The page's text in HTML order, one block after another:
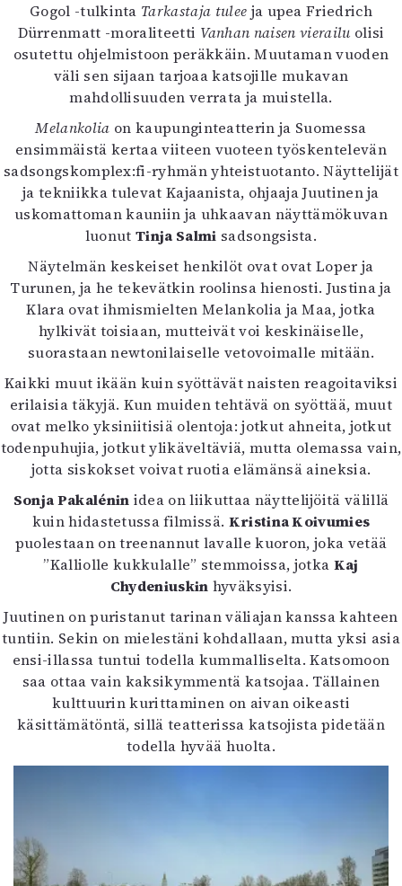
Gogol -tulkinta Tarkastaja tulee ja upea Friedrich
Dürrenmatt -moraliteetti Vanhan naisen vierailu olisi
osutettu ohjelmistoon peräkkäin. Muutaman vuoden
väli sen sijaan tarjoaa katsojille mukavan
mahdollisuuden verrata ja muistella.
Melankolia on kaupunginteatterin ja Suomessa
ensimmäistä kertaa viiteen vuoteen työskentelevän
sadsongskomplex:fi-ryhmän yhteistuotanto. Näyttelijät
ja tekniikka tulevat Kajaanista, ohjaaja Juutinen ja
uskomattoman kauniin ja uhkaavan näyttämökuvan
luonutTinja Salmi sadsongsista.
Näytelmän keskeiset henkilöt ovat ovat Loper ja
Turunen, ja he tekevätkin roolinsa hienosti. Justina ja
Klara ovat ihmismielten Melankolia ja Maa, jotka
hylkivät toisiaan, mutteivät voi keskinäiselle,
suorastaan newtonilaiselle vetovoimalle mitään.
Kaikki muut ikään kuin syöttävät naisten reagoitaviksi
erilaisia täkyjä. Kun muiden tehtävä on syöttää, muut
ovat melko yksiniitisiä olentoja: jotkut ahneita, jotkut
todenpuhujia, jotkut ylikäveltäviä, mutta olemassa vain,
jotta siskokset voivat ruotia elämänsä aineksia.
Sonja Pakalénin idea on liikuttaa näyttelijöitä välillä
kuin hidastetussa filmissä. Kristina Koivumies
puolestaan on treenannut lavalle kuoron, joka vetää
”Kalliolle kukkulalle” stemmoissa, jotka Kaj
Chydeniuskin hyväksyisi.
Juutinen on puristanut tarinan väliajan kanssa kahteen
tuntiin. Sekin on mielestäni kohdallaan, mutta yksi asia
ensi-illassa tuntui todella kummalliselta. Katsomoon
saa ottaa vain kaksikymmentä katsojaa. Tällainen
kulttuurin kurittaminen on aivan oikeasti
käsittämätöntä, sillä teatterissa katsojista pidetään
todella hyvää huolta.